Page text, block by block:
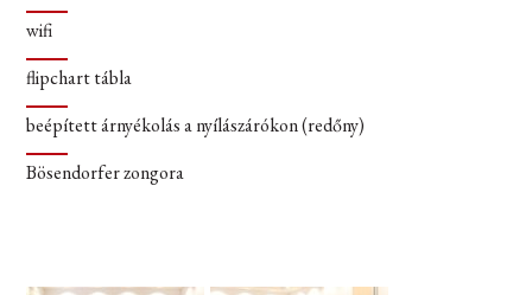
wifi
flipchart tábla
beépített árnyékolás a nyílászárókon (redőny)
Bösendorfer zongora